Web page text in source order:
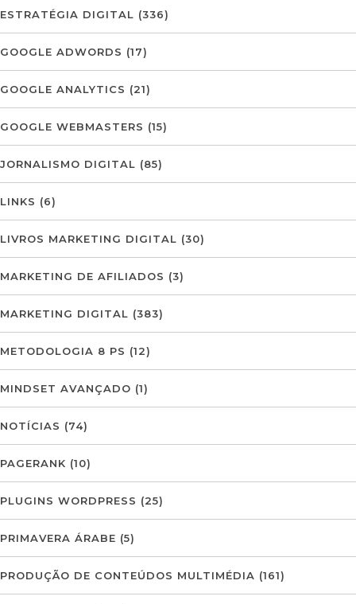
ESTRATÉGIA DIGITAL (336)
GOOGLE ADWORDS (17)
GOOGLE ANALYTICS (21)
GOOGLE WEBMASTERS (15)
JORNALISMO DIGITAL (85)
LINKS (6)
LIVROS MARKETING DIGITAL (30)
MARKETING DE AFILIADOS (3)
MARKETING DIGITAL (383)
METODOLOGIA 8 PS (12)
MINDSET AVANÇADO (1)
NOTÍCIAS (74)
PAGERANK (10)
PLUGINS WORDPRESS (25)
PRIMAVERA ÁRABE (5)
PRODUÇÃO DE CONTEÚDOS MULTIMÉDIA (161)